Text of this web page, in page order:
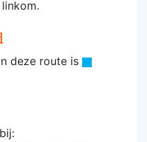
deze route is